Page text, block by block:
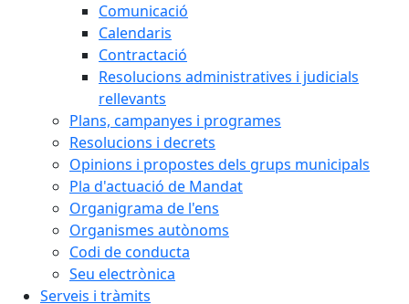
Comunicació
Calendaris
Contractació
Resolucions administratives i judicials
rellevants
Plans, campanyes i programes
Resolucions i decrets
Opinions i propostes dels grups municipals
Pla d'actuació de Mandat
Organigrama de l'ens
Organismes autònoms
Codi de conducta
Seu electrònica
Serveis i tràmits